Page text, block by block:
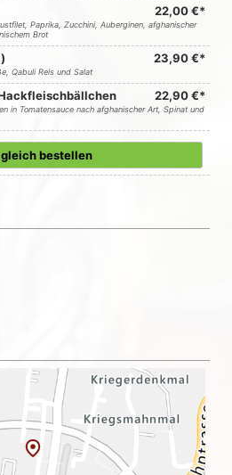
22,00 €*
Paprika, Zucchini, Auberginen, afghanischer
Brot
23,90 €*
Qabuli Reis und Salat
22,90 €*
in Tomatensauce nach afghanischer Art, Spinat und
bestellen